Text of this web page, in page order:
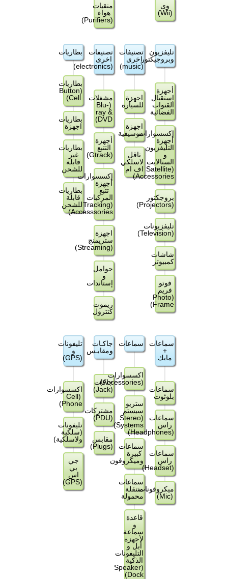
منقيات
هواء
(Purifiers)
وى
(Wii)
بطاريات
بطاريات
(Button
Cell)
بطاريات
اجهزة
بطاريات
غير
قابلة
للشحن
بطاريات
قابلة
للشحن
تصنيفات
اخرى
(electronics)
مشغلات
(Blu-
ray &
DVD)
أجهزة
التتبع
(Gtrack)
إكسسوارات
أجهزة
تتبع
المركبات
(Tracking
Accesssories)
اجهزة
ستريمنج
(Streaming)
حوامل
و
إستاندات
ريموت
كنترول
تصنيفات
اخرى
(music)
اجهزة
للسيارة
اجهزة
موسيقية
ناقل
لاسلكي
اف ام
تليفزيون
وبروجيكتور
أجهزة
إستقبال
القنوات
الفضائية
إكسسوارات
أجهزة
التليفزيون
و
الستالايت
(Satellite
Accessories)
بروجكتور
(Projectors)
تليفزيونات
(Television)
شاشات
كمبيوتر
فوتو
فريم
(Photo
Frame)
تليفونات
و
(GPS)
اكسسوارات
(Cell
Phone)
تليفونات
(سلكية
ولاسلكية)
جي
بي
اس
(GPS)
جاكـات
ومقابـس
جاكات
(Jack)
مشتركات
(PDU)
مقابس
(Plugs)
سماعات
اكسسوارات
(Accessories)
ستريو
سيستم
(Stereo
Systems)
سماعات
كبيرة
وميكروفون
سماعات
متنقلة
محمولة
قاعدة
و
سماعة
لأجهزة
أبل و
التليفونات
الذكية
(Speaker
Dock)
سماعات
+
مايك
سماعات
بلوثوت
سماعات
راس
(Headphones)
سماعات
راس
(Headset)
ميكروفونات
(Mic)